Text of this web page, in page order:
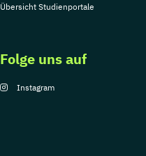
Übersicht Studienportale
Folge uns auf
Instagram